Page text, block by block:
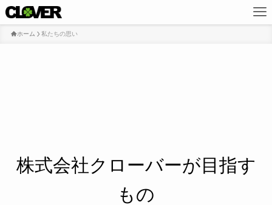
ホーム 私たちの思い
株式会社クローバーが目指す
もの